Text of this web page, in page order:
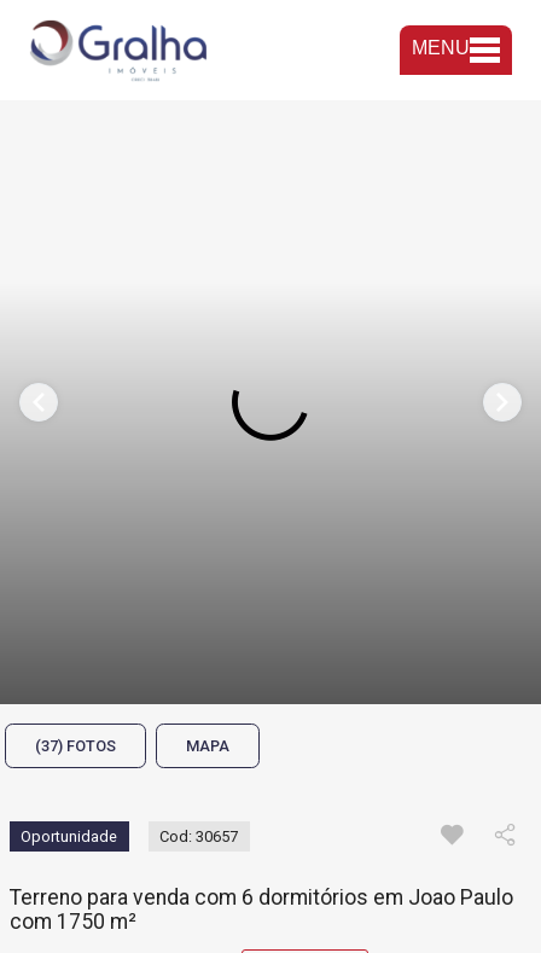
MENU
(37) FOTOS MAPA
Oportunidade Cod: 30657
Terreno para venda com 6 dormitórios em Joao Paulo
com 1750 m²